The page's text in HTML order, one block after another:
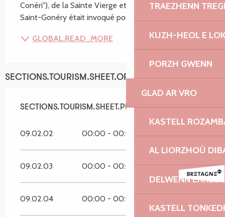
TRAEZHENN
KUZH-HEOL E
PORZH GWENN
GLAD AR VRO
KASTELL
AL LIORZHOÙ
DELWENN
KASTELL
Conéri"), de la Sainte Vierge et de Saint-Sébastien.
Saint-Gonéry était invoqué pour la guérison...
GLOBAL.READ_MORE
SECTIONS.TOURISM.SHEET.OPENINGS
SECTIONS.TOURISM.SHEET.PERIODS.ALL_YEAR
SECTIONS.TOURISM.SHEET.PERIODS.ALL_YEAR
09.02.02 00:00 - 00:00
09.02.03 00:00 - 00:00
09.02.04 00:00 - 00:00